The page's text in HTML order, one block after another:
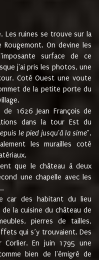
Les ruines se trouve sur la
Rougemont. On devine les
surface de ce
j'ai pris les photos, une
Coté Ouest une voute
de la petite porte du
1626 Jean François de
dans la tour Est du
le pied jusqu'à la sime".
les murailles coté
que le château à deux
une chapelle avec les
car des habitant du lieu
la cuisine du château de
pierres de tailles,
qui s’y trouvaient. Des
Corlier. En juin 1795 une
bien de l'émigré de